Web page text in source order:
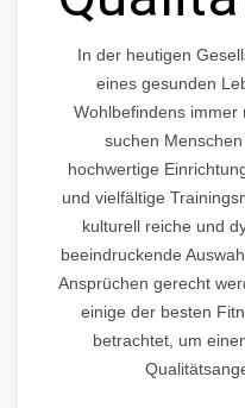
In der heutigen
eines gesunden
Wohlbefindens immer
suchen
hochwertige
und vielfältige
kulturell reiche und
beeindruckende
Ansprüchen gerecht
einige der besten
betrachtet, um